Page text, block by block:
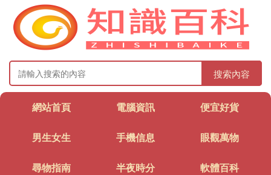
搜索內容
網站首頁 電腦資訊 便宜好貨
男生女生 手機信息 眼觀萬物
尋物指南 半夜時分 軟體百科